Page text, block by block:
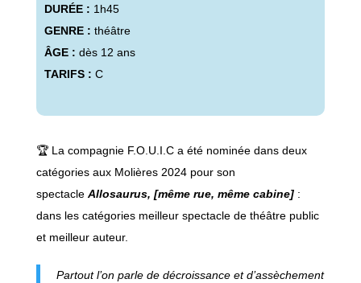
DURÉE : 1h45
GENRE : théâtre
ÂGE : dès 12 ans
TARIFS : C
🏆 La compagnie F.O.U.I.C a été nominée dans deux
catégories aux Molières 2024 pour son
spectacle Allosaurus, [même rue, même cabine]:
dans les catégories meilleur spectacle de théâtre public
et meilleur auteur.
Partout l’on parle de décroissance et d’assèchement